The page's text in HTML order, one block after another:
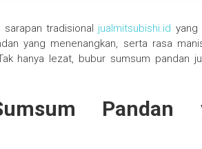
tradisional jualmitsubishi.id yang
yang menenangkan, serta rasa
hanya lezat, bubur sumsum pandan
Pandan